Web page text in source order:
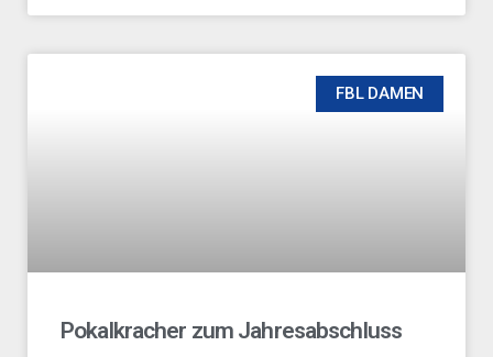
FBL DAMEN
Pokalkracher zum Jahresabschluss